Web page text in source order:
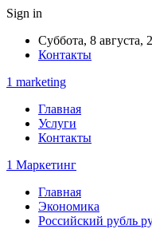
Sign in
Суббота, 8 августа,
Контакты
1 marketing
Главная
Услуги
Контакты
1 Маркетинг
Главная
Экономика
Российский рубль